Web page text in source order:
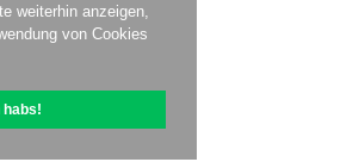
weiterhin anzeigen,
von Cookies
habs!